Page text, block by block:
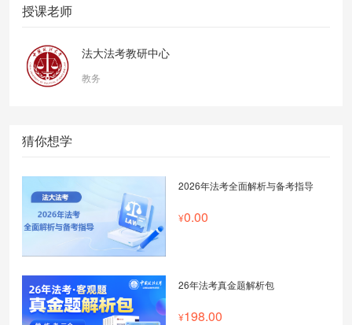
授课老师
法大法考教研中心
教务
猜你想学
2026年法考全面解析与备考指导
0.00
26年法考真金题解析包
198.00